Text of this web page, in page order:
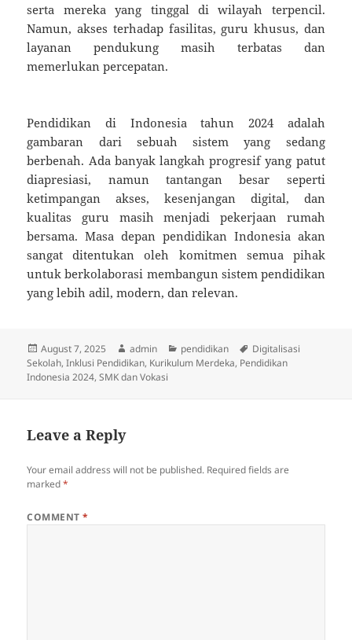
serta mereka yang tinggal di wilayah terpencil.
Namun, akses terhadap fasilitas, guru khusus, dan
layanan pendukung masih terbatas dan
memerlukan percepatan.
Pendidikan di Indonesia tahun 2024 adalah
gambaran dari sebuah sistem yang sedang
berbenah. Ada banyak langkah progresif yang patut
diapresiasi, namun tantangan besar seperti
ketimpangan akses, kesenjangan digital, dan
kualitas guru masih menjadi pekerjaan rumah
bersama. Masa depan pendidikan Indonesia akan
sangat ditentukan oleh komitmen semua pihak
untuk berkolaborasi membangun sistem pendidikan
yang lebih adil, modern, dan relevan.
Posted
on
August 7, 2025 Author
admin Categories
pendidikan Tags
Digitalisasi
Sekolah,Inklusi Pendidikan, Kurikulum Merdeka, Pendidikan
Indonesia 2024,SMK dan Vokasi
Leave a Reply
Your email address will not be published. Required fields are
marked*
COMMENT*